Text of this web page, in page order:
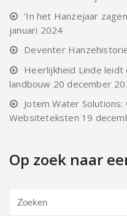
‘In het Hanzejaar
januari 2024
Deventer
Heerlijkheid Linde leidt
landbouw 20 december
Jotem Water
Websiteteksten 19
Op zoek naar